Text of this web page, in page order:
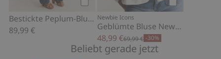
Bestickte Peplum-Bluse Newbie Woman
89,99 €
Kaufen
Newbie Icons
Geblümte Bluse Newbie Woman
48,99 €69,99 € -30%
Beliebt gerade jetzt